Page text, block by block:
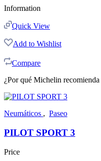
Information
Quick View
Add to Wishlist
Compare
¿Por qué Michelin
Neumáticos , Paseo
PILOT SPORT 3
Price